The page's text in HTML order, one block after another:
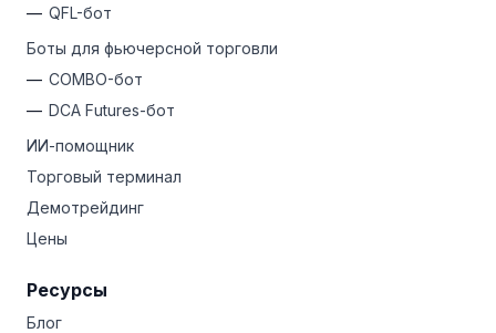
QFL-бот
Боты для фьючерсной торговли
COMBO-бот
DCA Futures-бот
ИИ-помощник
Торговый терминал
Демотрейдинг
Цены
Ресурсы
Блог